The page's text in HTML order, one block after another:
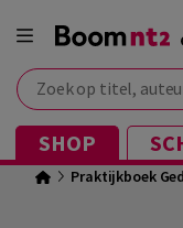
Zoek op titel, auteur,
SHOP
Praktijkboek